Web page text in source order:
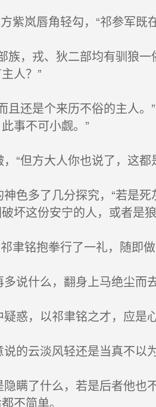
紫岚唇角轻勾，“祁参军既
，戎、狄二部均有驯狼一
人？”
还是个来历不俗的主人。
事不可小觑。”
“但方大人你也说了，这都
色多了几分探究，“若是
坏这份安宁的人，或者是
聿铭抱拳行了一礼，随即做
说什么，翻身上马绝尘而
惑，以祁聿铭之才，应是
的云淡风轻还是当真不以为
瞒了什么，若是后者他也
不简单。